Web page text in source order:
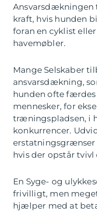
Ansvarsdækningen
kraft, hvis hunden
foran en cyklist
havemøbler.
Mange Selskaber
ansvarsdækning,
hunden ofte
mennesker, for
træningspladsen, i
konkurrencer.
hvis der opstår tvivl
En Syge- og
frivilligt, men
hjælper med at